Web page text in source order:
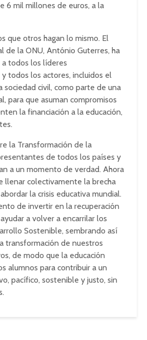
6 mil millones de euros, a la
que otros hagan lo mismo. El
de la ONU, António Guterres, ha
todos los líderes
todos los actores, incluidos el
sociedad civil, como parte de una
para que asuman compromisos
la financiación a la educación,
la Transformación de la
de todos los países y
a un momento de verdad. Ahora
llenar colectivamente la brecha
la crisis educativa mundial.
de invertir en la recuperación
a volver a encarrilar los
Sostenible, sembrando así
transformación de nuestros
de modo que la educación
alumnos para contribuir a un
pacífico, sostenible y justo, sin